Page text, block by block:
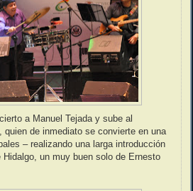
a Manuel Tejada y sube al
, quien de inmediato se convierte en una
– realizando una larga introducción
un muy buen solo de Ernesto